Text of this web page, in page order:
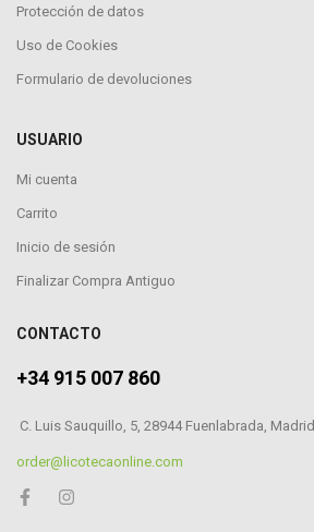
Protección de datos
Uso de Cookies
Formulario de devoluciones
USUARIO
Mi cuenta
Carrito
Inicio de sesión
Finalizar Compra Antiguo
CONTACTO
+34 915 007 860
C. Luis Sauquillo, 5, 28944 Fuenlabrada, Madrid
order@licotecaonline.com